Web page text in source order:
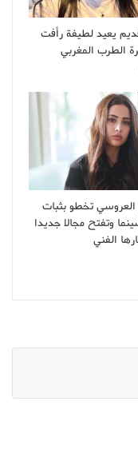
يعيد لطيفة رأفت
الطرب المغربي
العروسي تخطو بثبات
وتفتح مجالا جديدا
الفني